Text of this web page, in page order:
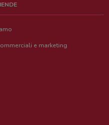
e marketing